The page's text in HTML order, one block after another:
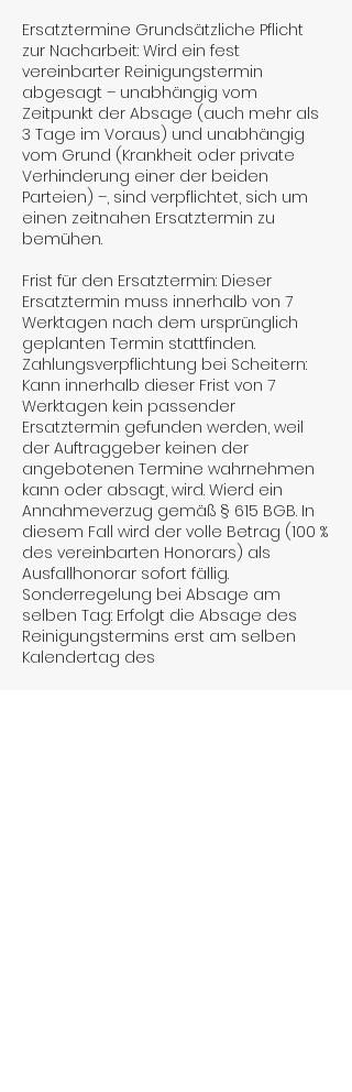
Ersatztermine Grundsätzliche Pflicht
zur Nacharbeit: Wird ein fest
vereinbarter Reinigungstermin
abgesagt – unabhängig vom
Zeitpunkt der Absage (auch mehr als
3 Tage im Voraus) und unabhängig
vom Grund (Krankheit oder private
Verhinderung einer der beiden
Parteien) –, sind verpflichtet, sich um
einen zeitnahen Ersatztermin zu
bemühen.
Frist für den Ersatztermin: Dieser
Ersatztermin muss innerhalb von 7
Werktagen nach dem ursprünglich
geplanten Termin stattfinden.
Zahlungsverpflichtung bei Scheitern:
Kann innerhalb dieser Frist von 7
Werktagen kein passender
Ersatztermin gefunden werden, weil
der Auftraggeber keinen der
angebotenen Termine wahrnehmen
kann oder absagt, wird. Wierd ein
Annahmeverzug gemäß § 615 BGB. In
diesem Fall wird der volle Betrag (100 %
des vereinbarten Honorars) als
Ausfallhonorar sofort fällig.
Sonderregelung bei Absage am
selben Tag: Erfolgt die Absage des
Reinigungstermins erst am selben
Kalendertag des